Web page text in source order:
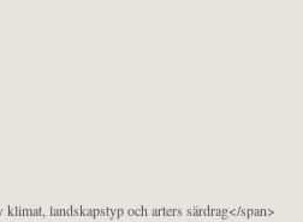
landskapstyp och arters särdrag</span>